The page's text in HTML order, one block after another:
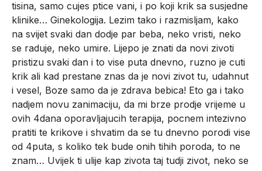
tisina, samo cujes ptice vani, i po koji krik sa susjedne
klinike… Ginekologija. Lezim tako i razmisljam, kako
na svijet svaki dan dodje par beba, neko vristi, neko
se raduje, neko umire. Lijepo je znati da novi zivoti
pristizu svaki dan i to vise puta dnevno, ruzno je cuti
krik ali kad prestane znas da je novi zivot tu, udahnut
i vesel, Boze samo da je zdrava bebica! Eto ga i tako
nadjem novu zanimaciju, da mi brze prodje vrijeme u
ovih 4dana oporavljajucih terapija, pocnem intezivno
pratiti te krikove i shvatim da se tu dnevno porodi vise
od 4puta, s koliko tek bude onih tihih poroda, to ne
znam… Uvijek ti ulije kap zivota taj tudji zivot, neko se